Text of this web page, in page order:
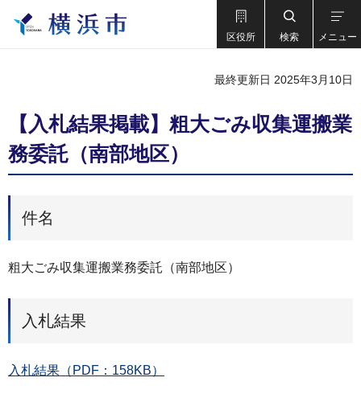
区役所 検索 メニュー
最終更新日 2025年3月10日
【入札結果掲載】粗大ごみ収集運搬業
務委託（南部地区）
件名
粗大ごみ収集運搬業務委託（南部地区）
入札結果
入札結果（PDF：158KB）